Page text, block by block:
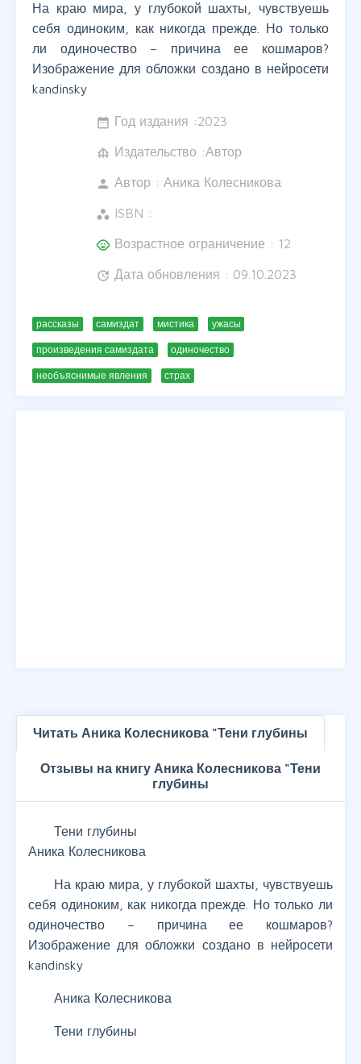
На краю мира, у глубокой шахты, чувствуешь
себя одиноким, как никогда прежде. Но только
ли одиночество – причина ее кошмаров?
Изображение для обложки создано в нейросети
kandinsky
date_range Год издания :2023
foundation Издательство :Автор
person Автор : Аника Колесникова
workspaces ISBN :
child_care Возрастное ограничение : 12
update Дата обновления : 09.10.2023
рассказы самиздат мистика ужасы
произведения самиздата одиночество
необъяснимые явления страх
Читать Аника Колесникова "Тени глубины
Отзывы на книгу Аника Колесникова "Тени
глубины
Тени глубины
Аника Колесникова
На краю мира, у глубокой шахты, чувствуешь
себя одиноким, как никогда прежде. Но только ли
одиночество – причина ее кошмаров?
Изображение для обложки создано в нейросети
kandinsky
Аника Колесникова
Тени глубины